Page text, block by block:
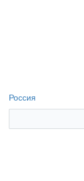
Россия